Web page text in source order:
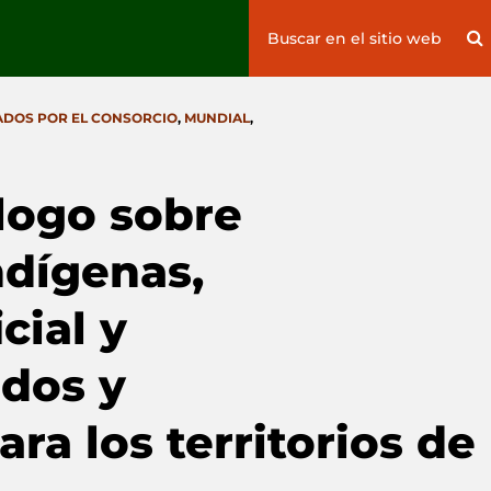
Search
POR EL CONSORCIO, MUNDIAL,
sobre
y
y
los territorios de